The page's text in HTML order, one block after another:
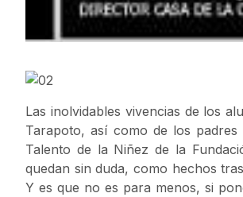
Las inolvidables vivencias de los
Tarapoto, así como de los
Talento de la Niñez de la
quedan sin duda, como hechos
Y es que no es para menos, si